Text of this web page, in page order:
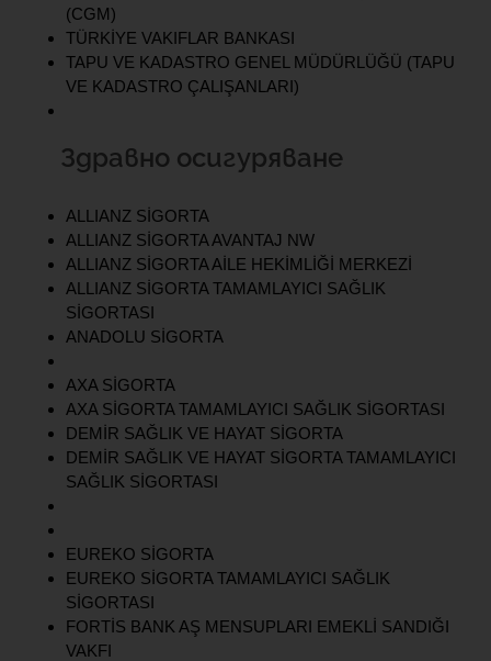
(CGM)
TÜRKİYE VAKIFLAR BANKASI
TAPU VE KADASTRO GENEL MÜDÜRLÜĞÜ (TAPU
VE KADASTRO ÇALIŞANLARI)
Здравно осигуряване
ALLIANZ SİGORTA
ALLIANZ SİGORTA AVANTAJ NW
ALLIANZ SİGORTA AİLE HEKİMLİĞİ MERKEZİ
ALLIANZ SİGORTA TAMAMLAYICI SAĞLIK
SİGORTASI
ANADOLU SİGORTA
AXA SİGORTA
AXA SİGORTA TAMAMLAYICI SAĞLIK SİGORTASI
DEMİR SAĞLIK VE HAYAT SİGORTA
DEMİR SAĞLIK VE HAYAT SİGORTA TAMAMLAYICI
SAĞLIK SİGORTASI
EUREKO SİGORTA
EUREKO SİGORTA TAMAMLAYICI SAĞLIK
SİGORTASI
FORTİS BANK AŞ MENSUPLARI EMEKLİ SANDIĞI
VAKFI